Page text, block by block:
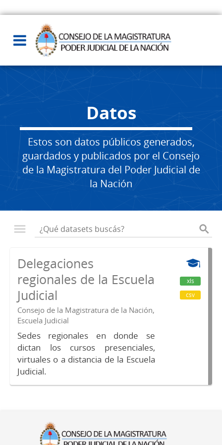
Datos
Estos son datos públicos generados,
guardados y publicados por el Consejo
de la Magistratura del Poder Judicial de
la Nación
Delegaciones
regionales de la Escuela
Judicial
Consejo de la Magistratura de la Nación,
Escuela Judicial
Sedes regionales en donde se
dictan los cursos presenciales,
virtuales o a distancia de la Escuela
Judicial.
xls
csv